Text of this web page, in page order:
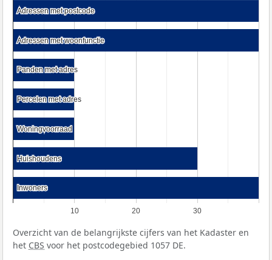
10 20 30
Adressen met postcode
Adressen met postcode
Adressen met woonfunctie
Adressen met woonfunctie
Panden met adres
Panden met adres
Percelen met adres
Percelen met adres
Woningvoorraad
Woningvoorraad
Huishoudens
Huishoudens
Inwoners
Inwoners
Overzicht van de belangrijkste cijfers van het Kadaster en
het CBS voor het postcodegebied 1057 DE.